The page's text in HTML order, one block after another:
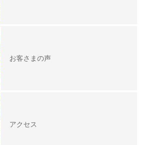
お客さまの声
アクセス